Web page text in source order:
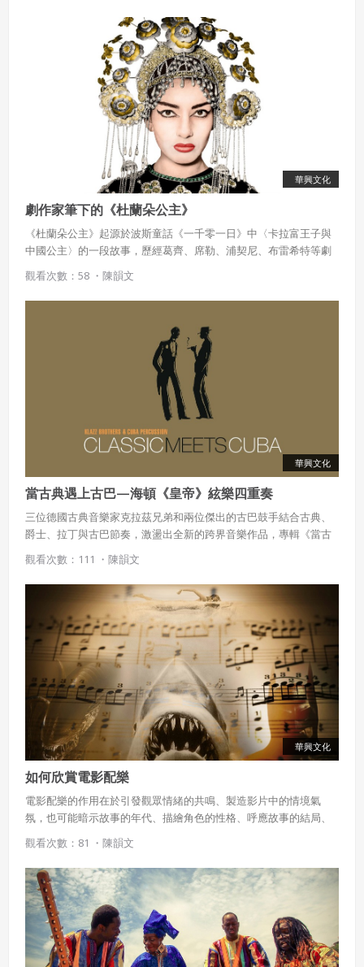
華興文化
劇作家筆下的《杜蘭朵公主》
《杜蘭朵公主》起源於波斯童話《一千零一日》中〈卡拉富王子與
中國公主〉的一段故事，歷經葛齊、席勒、浦契尼、布雷希特等劇
作家的創作，讓這齣戲以喜劇、詩劇、歌劇、寓言劇等各種形式演
出，其中以浦契尼的歌劇成就最高、影響最大，將《杜蘭朵公主》
推至世界的舞臺。
觀看次數：58 ・ 陳韻文
華興文化
當古典遇上古巴—海頓《皇帝》絃樂四重奏
三位德國古典音樂家克拉茲兄弟和兩位傑出的古巴鼓手結合古典、
爵士、拉丁與古巴節奏，激盪出全新的跨界音樂作品，專輯《當古
典遇見古巴》中的〈即興皇帝〉改編自海頓絃樂四重奏《皇帝》第
二樂章，賦予樂曲新的面貌，令人驚艷。
觀看次數：111 ・ 陳韻文
華興文化
如何欣賞電影配樂
電影配樂的作用在於引發觀眾情緒的共鳴、製造影片中的情境氣
氛，也可能暗示故事的年代、描繪角色的性格、呼應故事的結局、
表現民族的特色，甚至可以表達劇中人物的思想。
觀看次數：81 ・ 陳韻文